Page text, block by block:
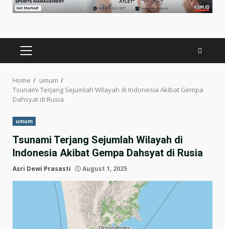
PRIMARY
MENU
Home
umum
Tsunami Terjang Sejumlah Wilayah di Indonesia Akibat Gempa
Dahsyat di Rusia
umum
Tsunami Terjang Sejumlah Wilayah di
Indonesia Akibat Gempa Dahsyat di Rusia
Asri Dewi Prasasti August 1, 2025